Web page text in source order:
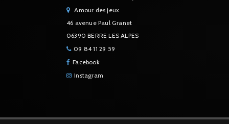
Amour des jeux
46 avenue Paul Granet
06390 BERRE LES ALPES
09 84 11 29 59
Facebook
Instagram